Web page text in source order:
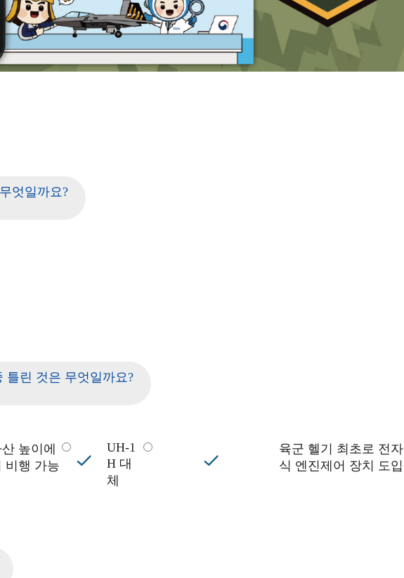
엇일까요?
틀린 것은 무엇일까요?
높이에
비행 가능
UH-1
H 대
체
육군 헬기 최초로 전자
식 엔진제어 장치 도입